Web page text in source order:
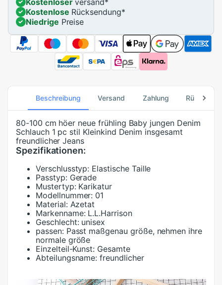
Kostenlose Rücksendung*
Niedrige Preise
Beschreibung Versand Zahlung
80-100 cm höer neue frühling Baby jungen Denim
Schlauch 1 pc stil Kleinkind Denim insgesamt
freundlicher Jeans
Spezifikationen:
Verschlusstyp: Elastische Taille
Passtyp: Gerade
Mustertyp: Karikatur
Modellnummer: 01
Material: Azetat
Markenname: L.L.Harrison
Geschlecht: unisex
passen: Passt maßgenau größe, nehmen ihre
normale größe
Einzelteil-Kunst: Gesamte
Abteilungsname: freundlicher